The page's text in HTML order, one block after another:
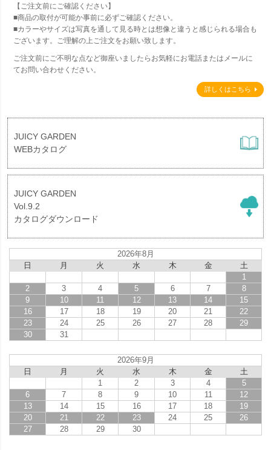
【ご注文前にご確認ください】
■商品の取付が可能か事前に必ずご確認ください。
■カラーやサイズは写真を通して見る時とは想像と違うと感じられる場合も
ございます。ご理解の上ご注文をお願い致します。
ご注文前にご不明な点など御座いましたらお気軽にお電話またはメールに
てお問い合わせください。
詳しくはこちら
JUICY GARDEN
WEBカタログ
JUICY GARDEN
Vol.9.2
カタログダウンロード
2026年8月
日
月 火 水 木 金
土
1
2
3 4 5 6 7
8
9
10 11 12 13 14
15
16
17 18 19 20 21
22
23
24 25 26 27 28
29
30
31
2026年9月
日
月 火 水 木 金
土
1
2 3 4
5
6
7 8 9 10 11
12
13
14 15 16 17 18
19
20
21 22 23 24 25
26
27
28 29 30